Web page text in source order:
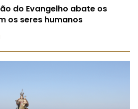
do Evangelho abate os
os seres humanos